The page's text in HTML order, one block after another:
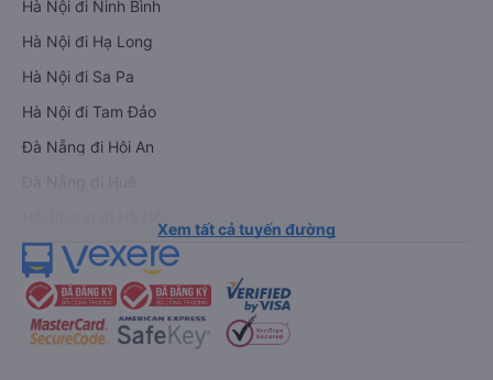
Hà Nội đi Ninh Bình
Hà Nội đi Hạ Long
Hà Nội đi Sa Pa
Hà Nội đi Tam Đảo
Đà Nẵng đi Hội An
Xem tất cả tuyến đường